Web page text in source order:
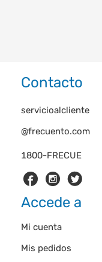
Contacto
1800-FRECUE
servicioalcliente
@frecuento.com
Accede a
Mi cuenta
Mis pedidos